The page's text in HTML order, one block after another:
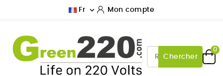
Fr  Mon compte
Chercher
0